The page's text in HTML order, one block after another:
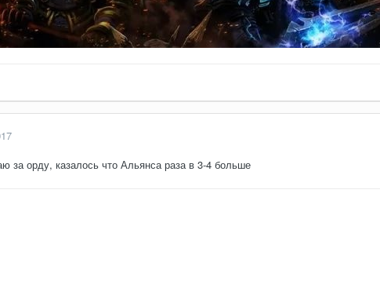
за орду, казалось что Альянса раза в 3-4 больше